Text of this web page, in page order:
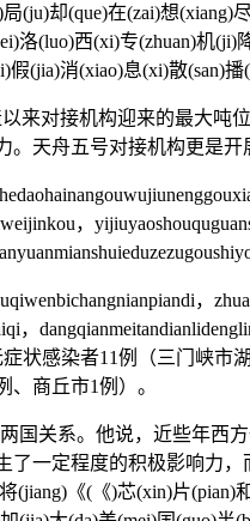
(que)在(zai)想(xiang)尽
洛(luo)西(xi)专(zhuan)机
(jia)消(xiao)息(xi)散(san)
对接机构迎来的最大吨
天舟五号对接机构更是
，
，
，
状感染者11例（三门峡
商丘市1例）。
关系。他说，近些年西
了一定程度的积极影响
(jiang)《(《)芯(xin)片